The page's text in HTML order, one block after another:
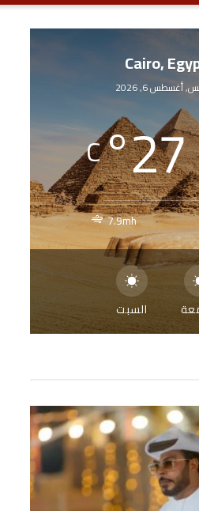
Cairo,
أغسطس 6, 2026
27
°
C
7.9mh
السبت